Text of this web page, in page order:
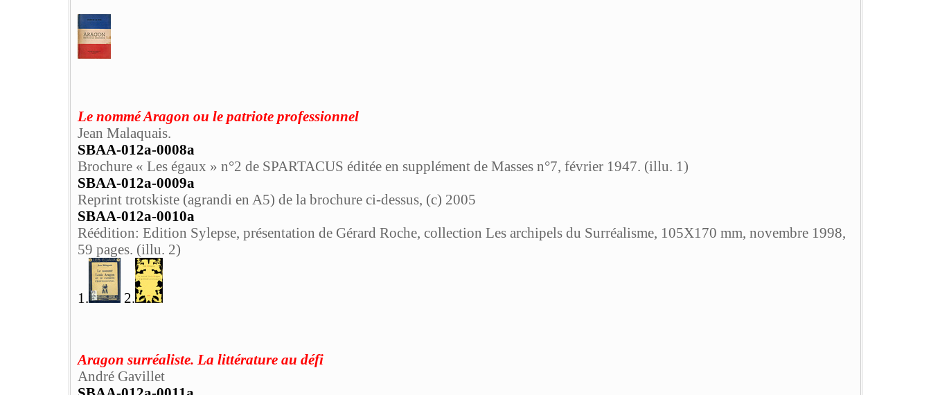
Le nommé Aragon ou le patriote professionnel
Jean Malaquais.
SBAA-012a-0008a
Brochure « Les égaux » n°2 de SPARTACUS éditée en supplément de Masses n°7, février 1947. (illu. 1)
SBAA-012a-0009a
Reprint trotskiste (agrandi en A5) de la brochure ci-dessus, (c) 2005
SBAA-012a-0010a
Réédition: Edition Sylepse, présentation de Gérard Roche, collection Les archipels du Surréalisme, 105X170 mm, novembre 1998,
59 pages. (illu. 2)
1. 2.
Aragon surréaliste. La littérature au défi
André Gavillet